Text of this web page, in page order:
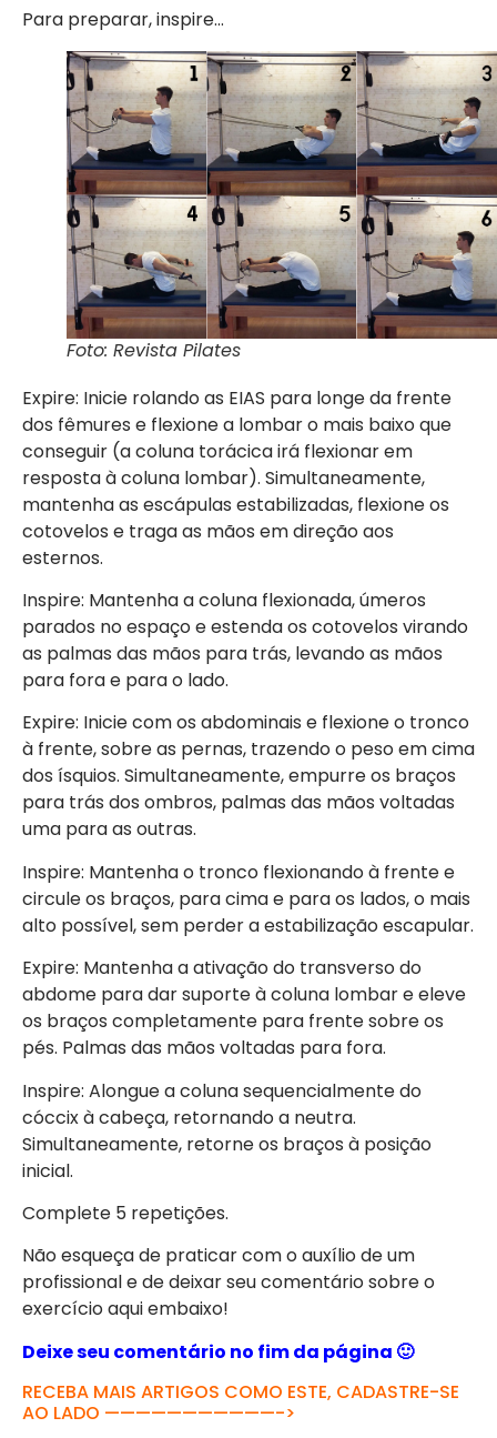
Para preparar, inspire…
Foto: Revista Pilates
Expire: Inicie rolando as EIAS para longe da frente
dos fêmures e flexione a lombar o mais baixo que
conseguir (a coluna torácica irá flexionar em
resposta à coluna lombar). Simultaneamente,
mantenha as escápulas estabilizadas, flexione os
cotovelos e traga as mãos em direção aos
esternos.
Inspire: Mantenha a coluna flexionada, úmeros
parados no espaço e estenda os cotovelos virando
as palmas das mãos para trás, levando as mãos
para fora e para o lado.
Expire: Inicie com os abdominais e flexione o tronco
à frente, sobre as pernas, trazendo o peso em cima
dos ísquios. Simultaneamente, empurre os braços
para trás dos ombros, palmas das mãos voltadas
uma para as outras.
Inspire: Mantenha o tronco flexionando à frente e
circule os braços, para cima e para os lados, o mais
alto possível, sem perder a estabilização escapular.
Expire: Mantenha a ativação do transverso do
abdome para dar suporte à coluna lombar e eleve
os braços completamente para frente sobre os
pés. Palmas das mãos voltadas para fora.
Inspire: Alongue a coluna sequencialmente do
cóccix à cabeça, retornando a neutra.
Simultaneamente, retorne os braços à posição
inicial.
Complete 5 repetições.
Não esqueça de praticar com o auxílio de um
profissional e de deixar seu comentário sobre o
exercício aqui embaixo!
Deixe seu comentário no fim da página 🙂
RECEBA MAIS ARTIGOS COMO ESTE, CADASTRE-SE
AO LADO ———————————->